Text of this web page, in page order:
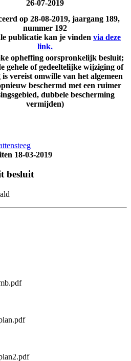
26-07-2019
op 28-08-2019, jaargang 189,
nummer 192
publicatie kan je vinden via deze
link.
opheffing oorspronkelijk besluit;
gehele of gedeeltelijke wijziging of
vereist omwille van het algemeen
beschermd met een ruimer
dubbele bescherming
vermijden)
18-03-2019
besluit